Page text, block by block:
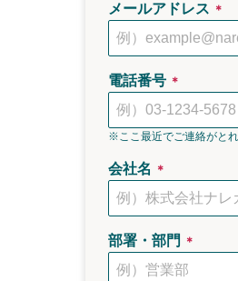
メールアドレス ＊
電話番号 ＊
※ここ最近でご連絡がと
会社名 ＊
部署・部門 ＊